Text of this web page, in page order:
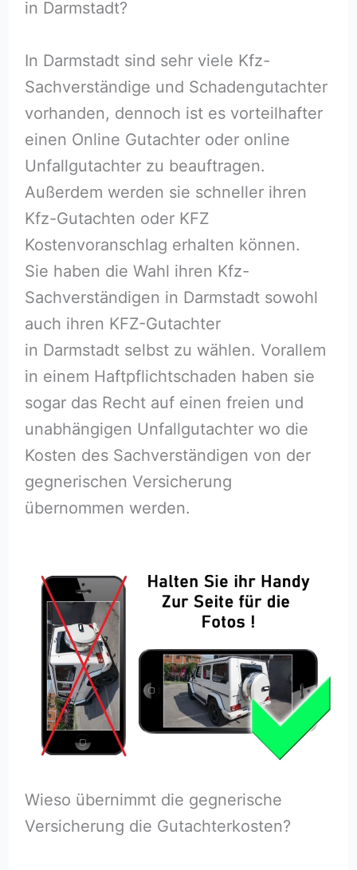
in Darmstadt?
In Darmstadt sind sehr viele Kfz-
Sachverständige und Schadengutachter
vorhanden, dennoch ist es vorteilhafter
einen Online Gutachter oder online
Unfallgutachter zu beauftragen.
Außerdem werden sie schneller ihren
Kfz-Gutachten oder KFZ
Kostenvoranschlag erhalten können.
Sie haben die Wahl ihren Kfz-
Sachverständigen in Darmstadt sowohl
auch ihren KFZ-Gutachter
in Darmstadt selbst zu wählen. Vorallem
in einem Haftpflichtschaden haben sie
sogar das Recht auf einen freien und
unabhängigen Unfallgutachter wo die
Kosten des Sachverständigen von der
gegnerischen Versicherung
übernommen werden.
Wieso übernimmt die gegnerische
Versicherung die Gutachterkosten?